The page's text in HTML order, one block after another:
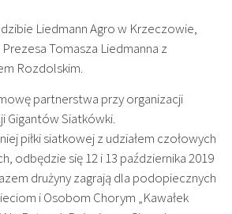
Liedmann Agro w Krzeczowie,
Tomasza Liedmanna z
Rozdolskim.
partnerstwa przy organizacji
Gigantów Siatkówki.
piłki siatkowej z udziałem czołowych
odbędzie się 12 i 13 października 2019
drużyny zagrają dla podopiecznych
i Osobom Chorym „Kawałek